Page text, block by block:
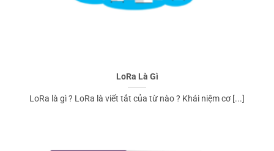
LoRa Là Gì
LoRa là gì ? LoRa là viết tắt của từ nào ? Khái niệm cơ [...]